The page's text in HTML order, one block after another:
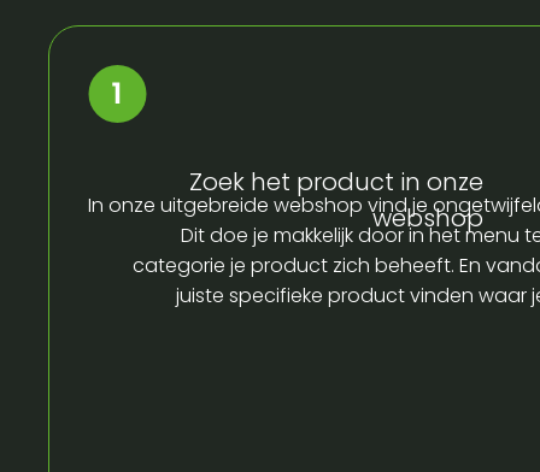
Zoek het product in onze
webshop
In onze uitgebreide webshop vind je
Dit doe je makkelijk door in het menu
categorie je product zich beheeft. En
juiste specifieke product vinden waar